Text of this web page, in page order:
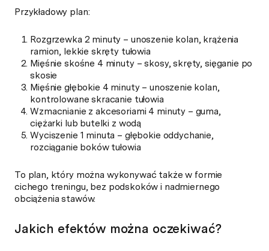
Przykładowy plan:
Rozgrzewka 2 minuty – unoszenie kolan, krążenia
ramion, lekkie skręty tułowia
Mięśnie skośne 4 minuty – skosy, skręty, sięganie po
skosie
Mięśnie głębokie 4 minuty – unoszenie kolan,
kontrolowane skracanie tułowia
Wzmacnianie z akcesoriami 4 minuty – guma,
ciężarki lub butelki z wodą
Wyciszenie 1 minuta – głębokie oddychanie,
rozciąganie boków tułowia
To plan, który można wykonywać także w formie
cichego treningu, bez podskoków i nadmiernego
obciążenia stawów.
Jakich efektów można oczekiwać?